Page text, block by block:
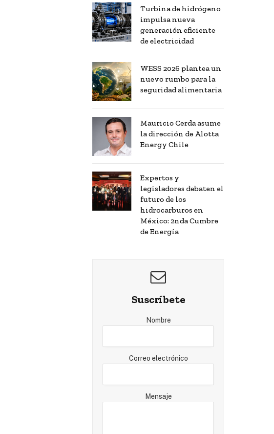
Turbina de hidrógeno
impulsa nueva
generación eficiente
de electricidad
WESS 2026 plantea un
nuevo rumbo para la
seguridad alimentaria
Mauricio Cerda asume
la dirección de Alotta
Energy Chile
Expertos y
legisladores debaten el
futuro de los
hidrocarburos en
México: 2nda Cumbre
de Energía
Suscríbete
Nombre
Correo electrónico
Mensaje